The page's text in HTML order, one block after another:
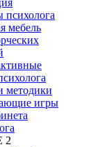
психолога
мебель
методики
игры
2